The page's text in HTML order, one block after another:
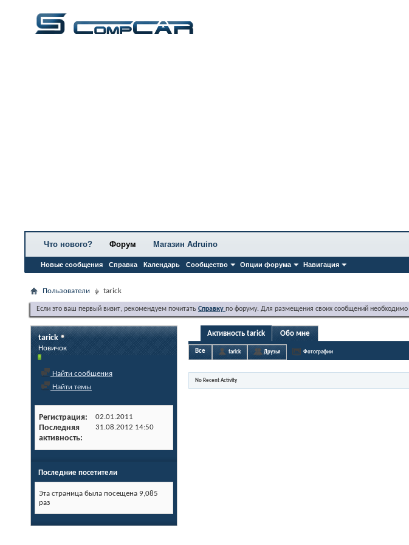
Что нового? Форум
Новые сообщения Справка Календарь Сообщество Опции форума Навигация
Магазин Adruino
Пользователи tarick
Если это ваш первый визит, рекомендуем почитать Справку по форуму. Для размещения своих сообщений необходимо
tarick
Новичок
Найти сообщения
Найти темы
Регистрация 02.01.2011
Последняя
активность
31.08.2012 14:50
Последние посетители
Эта страница была посещена 9,085
раз
Активность tarick Обо мне
Все tarick Друзья Фотографии
No Recent Activity